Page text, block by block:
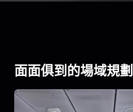
面面俱到的場域規劃